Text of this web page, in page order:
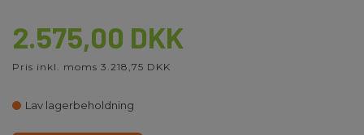
2.575,00 DKK
Pris inkl. moms 3.218,75 DKK
Lav lagerbeholdning